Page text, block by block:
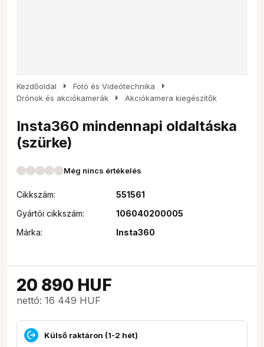
Kezdőoldal arrow_right Fotó és Videótechnika arrow_right
Drónok és akciókamerák arrow_right Akciókamera kiegészítők
Insta360 mindennapi oldaltáska
(szürke)
Még nincs értékelés
Cikkszám:
551561
Gyártói cikkszám:
106040200005
Márka:
Insta360
20 890 HUF
nettó: 16 449 HUF
Külső raktáron (1-2 hét)